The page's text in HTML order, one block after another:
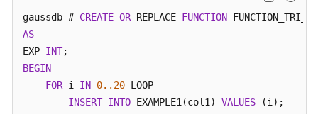
考
SDK
参
gaussdb=# CREATE OR REPLACE FUNCTION
AS
EXP INT
BEGIN
FOR i IN 0. .20 LOOP
INSERT INTO EXAMPLE1(col1) VALUES (i);